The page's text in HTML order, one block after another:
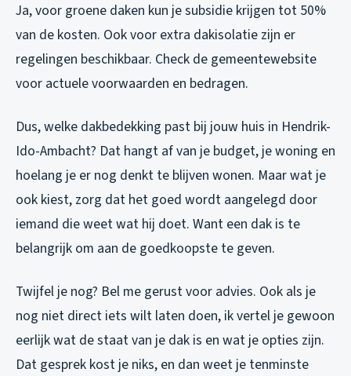
Ja, voor groene daken kun je subsidie krijgen tot 50%
van de kosten. Ook voor extra dakisolatie zijn er
regelingen beschikbaar. Check de gemeentewebsite
voor actuele voorwaarden en bedragen.
Dus, welke dakbedekking past bij jouw huis in Hendrik-
Ido-Ambacht? Dat hangt af van je budget, je woning en
hoelang je er nog denkt te blijven wonen. Maar wat je
ook kiest, zorg dat het goed wordt aangelegd door
iemand die weet wat hij doet. Want een dak is te
belangrijk om aan de goedkoopste te geven.
Twijfel je nog? Bel me gerust voor advies. Ook als je
nog niet direct iets wilt laten doen, ik vertel je gewoon
eerlijk wat de staat van je dak is en wat je opties zijn.
Dat gesprek kost je niks, en dan weet je tenminste